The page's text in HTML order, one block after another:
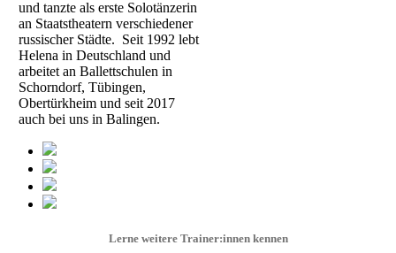
und tanzte als erste Solotänzerin
an Staatstheatern verschiedener
russischer Städte. Seit 1992 lebt
Helena in Deutschland und
arbeitet an Ballettschulen in
Schorndorf, Tübingen,
Obertürkheim und seit 2017
auch bei uns in Balingen.
Lerne weitere Trainer:innen kennen